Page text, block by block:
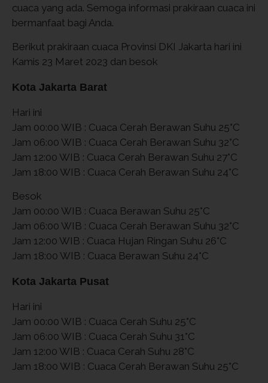
cuaca yang ada. Semoga informasi prakiraan cuaca ini
bermanfaat bagi Anda.
Berikut prakiraan cuaca Provinsi DKI Jakarta hari ini
Kamis 23 Maret 2023 dan besok
Kota Jakarta Barat
Hari ini
Jam 00:00 WIB : Cuaca Cerah Berawan Suhu 25°C
Jam 06:00 WIB : Cuaca Cerah Berawan Suhu 32°C
Jam 12:00 WIB : Cuaca Cerah Berawan Suhu 27°C
Jam 18:00 WIB : Cuaca Cerah Berawan Suhu 24°C
Besok
Jam 00:00 WIB : Cuaca Berawan Suhu 25°C
Jam 06:00 WIB : Cuaca Cerah Berawan Suhu 32°C
Jam 12:00 WIB : Cuaca Hujan Ringan Suhu 26°C
Jam 18:00 WIB : Cuaca Berawan Suhu 24°C
Kota Jakarta Pusat
Hari ini
Jam 00:00 WIB : Cuaca Cerah Suhu 25°C
Jam 06:00 WIB : Cuaca Cerah Suhu 31°C
Jam 12:00 WIB : Cuaca Cerah Suhu 28°C
Jam 18:00 WIB : Cuaca Cerah Berawan Suhu 25°C